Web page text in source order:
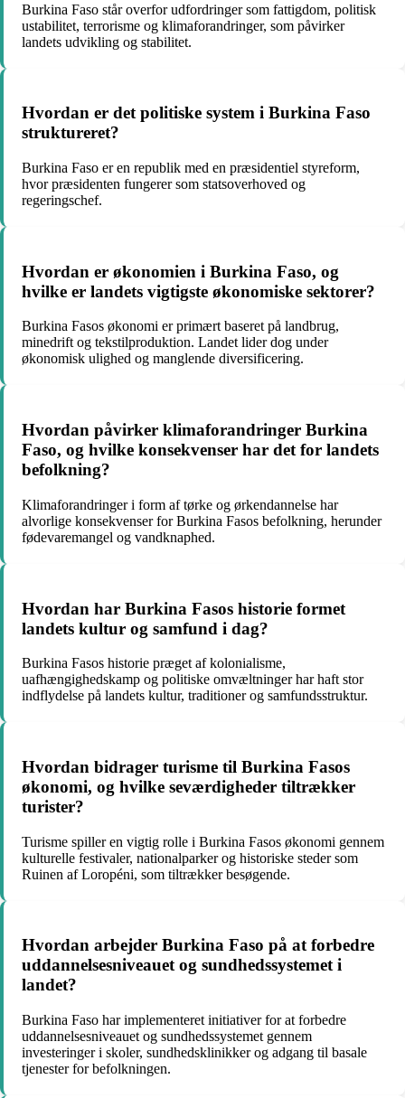
Burkina Faso står overfor udfordringer som fattigdom, politisk
ustabilitet, terrorisme og klimaforandringer, som påvirker
landets udvikling og stabilitet.
Hvordan er det politiske system i Burkina Faso
struktureret?
Burkina Faso er en republik med en præsidentiel styreform,
hvor præsidenten fungerer som statsoverhoved og
regeringschef.
Hvordan er økonomien i Burkina Faso, og
hvilke er landets vigtigste økonomiske sektorer?
Burkina Fasos økonomi er primært baseret på landbrug,
minedrift og tekstilproduktion. Landet lider dog under
økonomisk ulighed og manglende diversificering.
Hvordan påvirker klimaforandringer Burkina
Faso, og hvilke konsekvenser har det for landets
befolkning?
Klimaforandringer i form af tørke og ørkendannelse har
alvorlige konsekvenser for Burkina Fasos befolkning, herunder
fødevaremangel og vandknaphed.
Hvordan har Burkina Fasos historie formet
landets kultur og samfund i dag?
Burkina Fasos historie præget af kolonialisme,
uafhængighedskamp og politiske omvæltninger har haft stor
indflydelse på landets kultur, traditioner og samfundsstruktur.
Hvordan bidrager turisme til Burkina Fasos
økonomi, og hvilke seværdigheder tiltrækker
turister?
Turisme spiller en vigtig rolle i Burkina Fasos økonomi gennem
kulturelle festivaler, nationalparker og historiske steder som
Ruinen af Loropéni, som tiltrækker besøgende.
Hvordan arbejder Burkina Faso på at forbedre
uddannelsesniveauet og sundhedssystemet i
landet?
Burkina Faso har implementeret initiativer for at forbedre
uddannelsesniveauet og sundhedssystemet gennem
investeringer i skoler, sundhedsklinikker og adgang til basale
tjenester for befolkningen.